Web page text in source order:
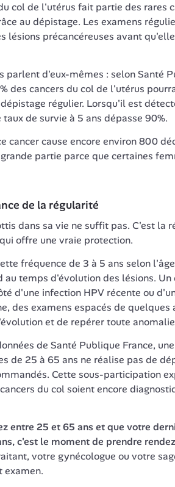
col de l'utérus fait partie des rares
au dépistage. Les examens
lésions précancéreuses avant
parlent d'eux-mêmes : selon Santé
des cancers du col de l'utérus
régulier. Lorsqu'il est
taux de survie à 5 ans dépasse 90%.
cancer cause encore environ 800
grande partie parce que certaines
de la régularité
dans sa vie ne suffit pas. C'est la
offre une vraie protection.
fréquence de 3 à 5 ans selon
au temps d'évolution des lésions.
d'une infection HPV récente ou
des examens espacés de
et de repérer toute
de Santé Publique France,
de 25 à 65 ans ne réalise pas de
Cette sous-participation
du col soient encore
entre 25 et 65 ans et que votre
c'est le moment de prendre
votre gynécologue ou votre
examen.